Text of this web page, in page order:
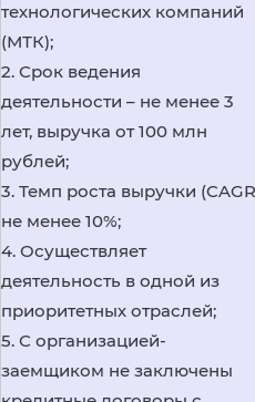
технологических компаний
(МТК);
2. Срок ведения
деятельности – не менее 3
лет, выручка от 100 млн
рублей;
3. Темп роста выручки
не менее 10%;
4. Осуществляет
деятельность в одной из
приоритетных отраслей;
5. С организацией-
заемщиком не заключены